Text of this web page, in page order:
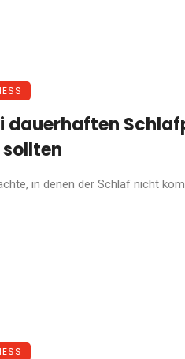
dauerhaften
sollten
in denen der Schlaf nicht